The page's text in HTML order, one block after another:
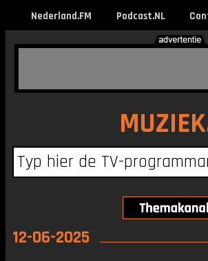
Nederland.FM Podcast.NL
12-06-2025